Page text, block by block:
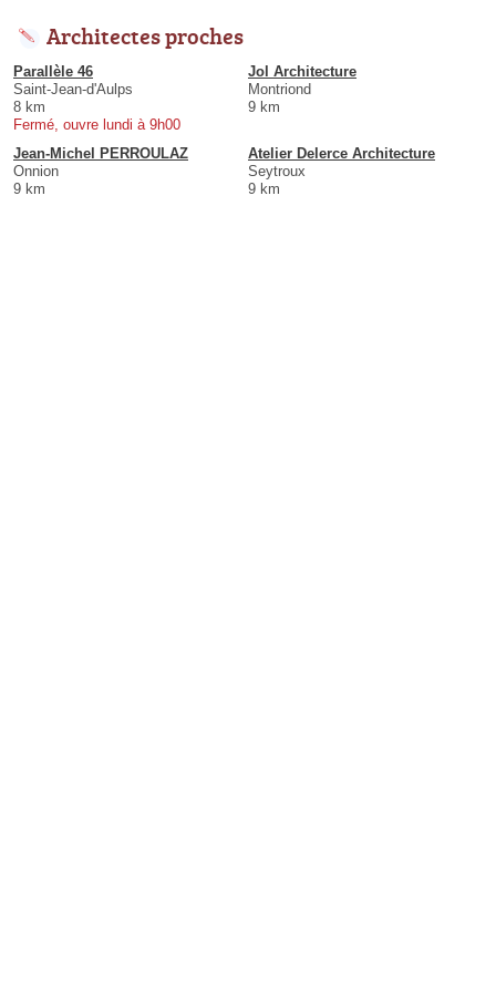
Architectes proches
Parallèle 46
Saint-Jean-d'Aulps
8 km
Fermé, ouvre lundi à 9h00
Jol Architecture
Montriond
9 km
Jean-Michel PERROULAZ
Onnion
9 km
Atelier Delerce Architecture
Seytroux
9 km